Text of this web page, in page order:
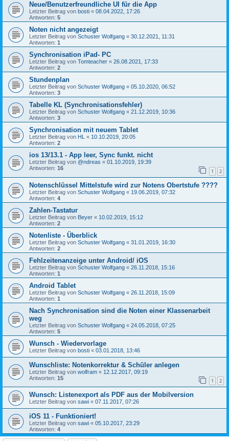
Neue/Benutzerfreundliche UI für die App
Letzter Beitrag von bosti « 08.04.2022, 17:26
Antworten: 5
Noten nicht angezeigt
Letzter Beitrag von Schuster Wolfgang « 30.12.2021, 11:31
Antworten: 1
Synchronisation iPad- PC
Letzter Beitrag von Tomteacher « 26.08.2021, 17:33
Antworten: 2
Stundenplan
Letzter Beitrag von Schuster Wolfgang « 05.10.2020, 06:52
Antworten: 3
Tabelle KL (Synchronisationsfehler)
Letzter Beitrag von Schuster Wolfgang « 21.12.2019, 10:36
Antworten: 3
Synchronisation mit neuem Tablet
Letzter Beitrag von HL « 10.10.2019, 20:05
Antworten: 2
ios 13/13.1 - App leer, Sync funkt. nicht
Letzter Beitrag von @ndreas « 01.10.2019, 19:39
Antworten: 16 1 2
Notenschlüssel Mittelstufe wird zur Notens Obertstufe ????
Letzter Beitrag von Schuster Wolfgang « 19.06.2019, 07:32
Antworten: 4
Zahlen-Tastatur
Letzter Beitrag von Beyer « 10.02.2019, 15:12
Antworten: 2
Notenliste - Überblick
Letzter Beitrag von Schuster Wolfgang « 31.01.2019, 16:30
Antworten: 2
Fehlzeitenanzeige unter Android/ iOS
Letzter Beitrag von Schuster Wolfgang « 26.11.2018, 15:16
Antworten: 1
Android Tablet
Letzter Beitrag von Schuster Wolfgang « 26.11.2018, 15:09
Antworten: 1
Nach Synchronisation sind die Noten einer Klassenarbeit
weg
Letzter Beitrag von Schuster Wolfgang « 24.05.2018, 07:25
Antworten: 5
Wunsch - Wiedervorlage
Letzter Beitrag von bosti « 03.01.2018, 13:46
Wunschliste: Notenkorrektur & Schüler anlegen
Letzter Beitrag von wolfram « 12.12.2017, 09:19
Antworten: 15 1 2
Wunsch: Listenexport als PDF aus der Mobilversion
Letzter Beitrag von sawi « 07.11.2017, 07:26
iOS 11 - Funktioniert!
Letzter Beitrag von sawi « 05.10.2017, 23:29
Antworten: 4